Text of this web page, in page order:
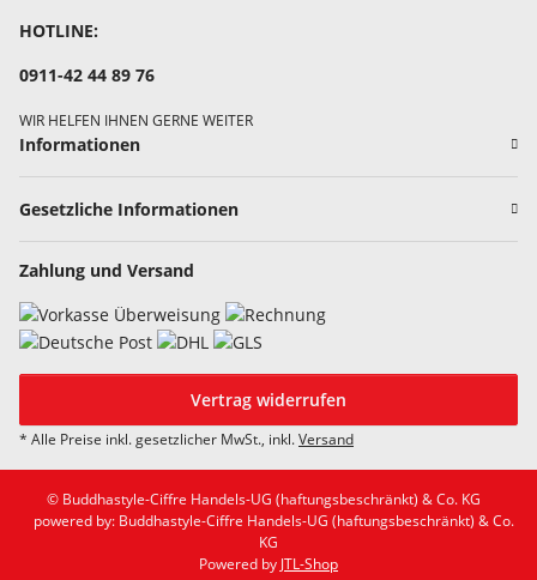
HOTLINE:
0911-42 44 89 76
WIR HELFEN IHNEN GERNE WEITER
Informationen
Gesetzliche Informationen
Zahlung und Versand
Vertrag widerrufen
* Alle Preise inkl. gesetzlicher MwSt., inkl.Versand
© Buddhastyle-Ciffre Handels-UG (haftungsbeschränkt) & Co. KG
powered by: Buddhastyle-Ciffre Handels-UG (haftungsbeschränkt) & Co.
KG
Powered by JTL-Shop